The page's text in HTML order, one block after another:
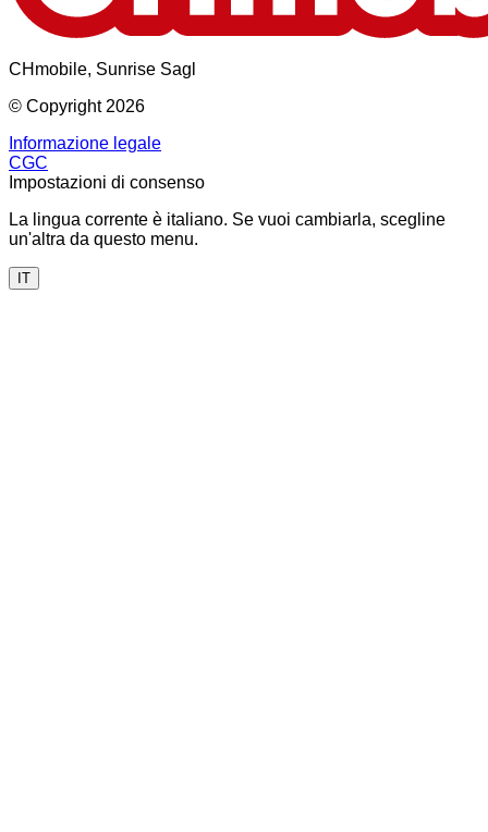
CHmobile, Sunrise Sagl
© Copyright 2026
Informazione legale
CGC
Impostazioni di consenso
La lingua corrente è italiano. Se vuoi cambiarla, scegline
un'altra da questo menu.
IT